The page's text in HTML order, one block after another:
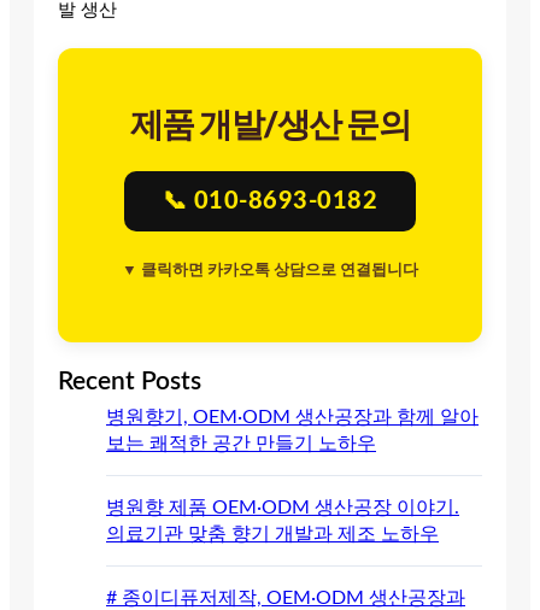
발 생산
제품 개발/생산 문의
📞 010-8693-0182
▼ 클릭하면 카카오톡 상담으로 연결됩니다
Recent Posts
병원향기, OEM·ODM 생산공장과 함께 알아
보는 쾌적한 공간 만들기 노하우
병원향 제품 OEM·ODM 생산공장 이야기.
의료기관 맞춤 향기 개발과 제조 노하우
# 종이디퓨저제작, OEM·ODM 생산공장과